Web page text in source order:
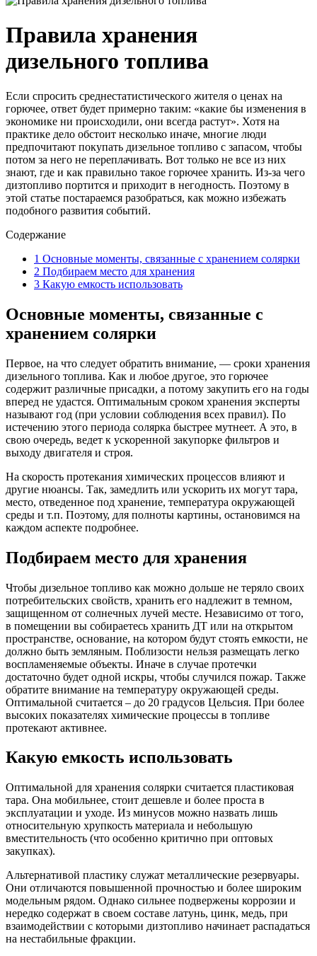
Правила хранения
дизельного топлива
Если спросить среднестатистического жителя о ценах на
горючее, ответ будет примерно таким: «какие бы изменения в
экономике ни происходили, они всегда растут». Хотя на
практике дело обстоит несколько иначе, многие люди
предпочитают покупать дизельное топливо с запасом, чтобы
потом за него не переплачивать. Вот только не все из них
знают, где и как правильно такое горючее хранить. Из-за чего
дизтопливо портится и приходит в негодность. Поэтому в
этой статье постараемся разобраться, как можно избежать
подобного развития событий.
Содержание
1 Основные моменты, связанные с хранением солярки
2 Подбираем место для хранения
3 Какую емкость использовать
Основные моменты, связанные с
хранением солярки
Первое, на что следует обратить внимание, — сроки хранения
дизельного топлива. Как и любое другое, это горючее
содержит различные присадки, а потому закупить его на годы
вперед не удастся. Оптимальным сроком хранения эксперты
называют год (при условии соблюдения всех правил). По
истечению этого периода солярка быстрее мутнеет. А это, в
свою очередь, ведет к ускоренной закупорке фильтров и
выходу двигателя и строя.
На скорость протекания химических процессов влияют и
другие нюансы. Так, замедлить или ускорить их могут тара,
место, отведенное под хранение, температура окружающей
среды и т.п. Поэтому, для полноты картины, остановимся на
каждом аспекте подробнее.
Подбираем место для хранения
Чтобы дизельное топливо как можно дольше не теряло своих
потребительских свойств, хранить его надлежит в темном,
защищенном от солнечных лучей месте. Независимо от того,
в помещении вы собираетесь хранить ДТ или на открытом
пространстве, основание, на котором будут стоять емкости, не
должно быть земляным. Поблизости нельзя размещать легко
воспламеняемые объекты. Иначе в случае протечки
достаточно будет одной искры, чтобы случился пожар. Также
обратите внимание на температуру окружающей среды.
Оптимальной считается – до 20 градусов Цельсия. При более
высоких показателях химические процессы в топливе
протекают активнее.
Какую емкость использовать
Оптимальной для хранения солярки считается пластиковая
тара. Она мобильнее, стоит дешевле и более проста в
эксплуатации и уходе. Из минусов можно назвать лишь
относительную хрупкость материала и небольшую
вместительность (что особенно критично при оптовых
закупках).
Альтернативой пластику служат металлические резервуары.
Они отличаются повышенной прочностью и более широким
модельным рядом. Однако сильнее подвержены коррозии и
нередко содержат в своем составе латунь, цинк, медь, при
взаимодействии с которыми дизтопливо начинает распадаться
на нестабильные фракции.